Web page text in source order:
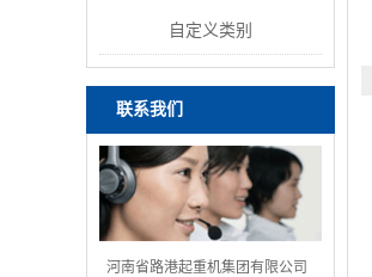
自定义类别
联系我们
河南省路港起重机集团有限公司